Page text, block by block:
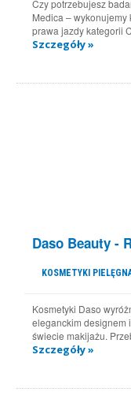
Czy potrzebujesz
Medica –
prawa jazdy kategorii
Szczegóły »
Daso Beauty -
KOSMETYKI
Kosmetyki Daso
eleganckim designem
świecie makijażu.
Szczegóły »